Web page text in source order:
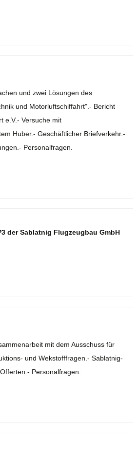
und zwei Lösungen des
und Motorluftschiffahrt".- Bericht
e.V.- Versuche mit
Huber.- Geschäftlicher Briefverkehr.-
Personalfragen.
der Sablatnig Flugzeugbau GmbH
mit dem Ausschuss für
und Wekstofffragen.- Sablatnig-
Personalfragen.